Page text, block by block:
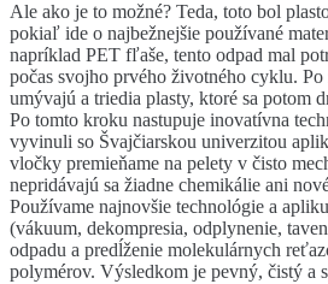
Ale ako je to možné? Teda, toto bol
pokiaľ ide o najbežnejšie používané
napríklad PET fľaše, tento odpad mal
počas svojho prvého životného cyklu. Po
umývajú a triedia plasty, ktoré sa potom
Po tomto kroku nastupuje inovatívna
vyvinuli so Švajčiarskou univerzitou
vločky premieňame na pelety v čisto
nepridávajú sa žiadne chemikálie ani
Používame najnovšie technológie a
(vákuum, dekompresia, odplynenie,
odpadu a predĺženie molekulárnych
polymérov. Výsledkom je pevný, čistý a